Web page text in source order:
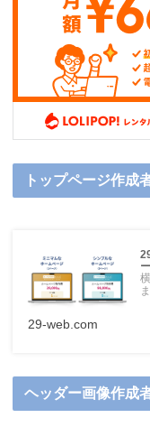
トップページ作
29-web.com
ヘッダー画像作成